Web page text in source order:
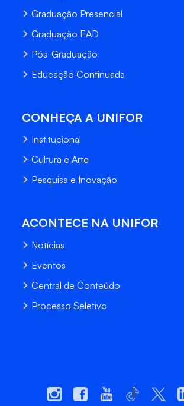
Graduação Presencial
Graduação EAD
Pós-Graduação
Educação Continuada
CONHEÇA A UNIFOR
Institucional
Cultura e Arte
Pesquisa e Inovação
ACONTECE NA UNIFOR
Notícias
Eventos
Central de Conteúdo
Processo Seletivo